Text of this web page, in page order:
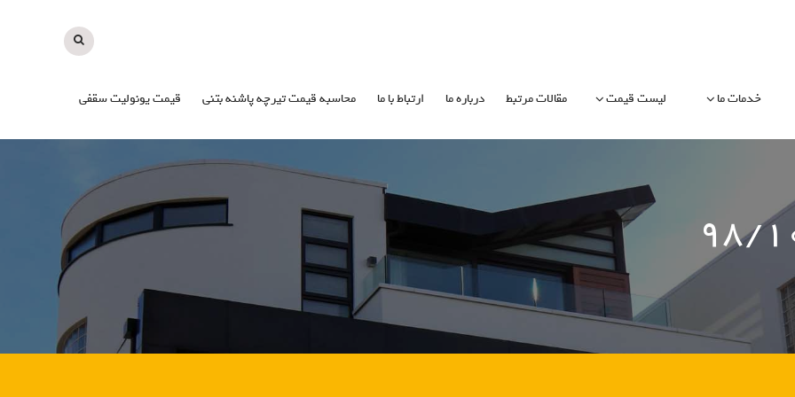
خدمات ما لیست قیمت مقالات مرتبط درباره ما ارتباط با ما محاسبه قیمت تیرچه پاشنه بتنی قیمت یونولیت سقفی